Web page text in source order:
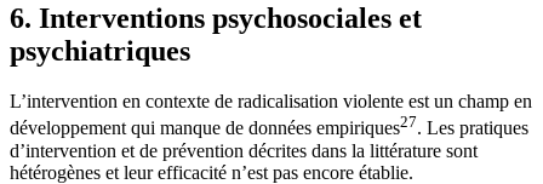
6. Interventions psychosociales et
psychiatriques
L’intervention en contexte de radicalisation violente est un champ en
développement qui manque de données empiriques27. Les pratiques
d’intervention et de prévention décrites dans la littérature sont
hétérogènes et leur efficacité n’est pas encore établie.